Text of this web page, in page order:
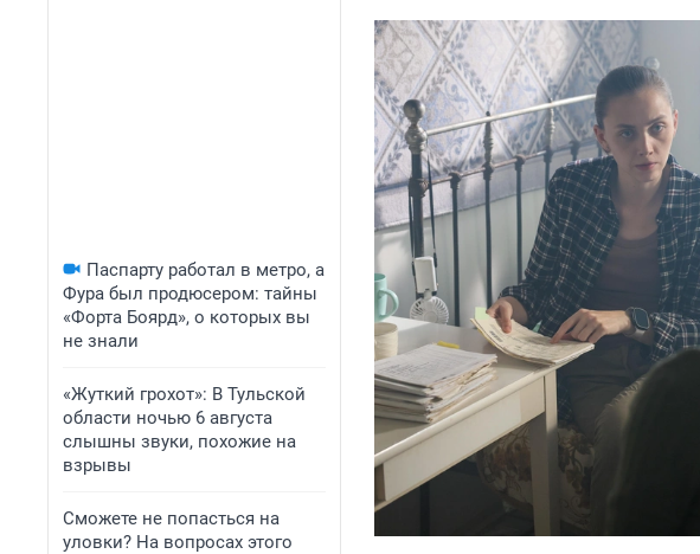
Паспарту работал в метро, а
Фура был продюсером: тайны
«Форта Боярд», о которых вы
не знали
«Жуткий грохот»: В Тульской
области ночью 6 августа
слышны звуки, похожие на
взрывы
Сможете не попасться на
уловки? На вопросах этого